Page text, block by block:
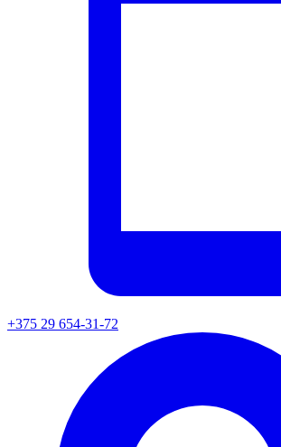
+375 29 654-31-72